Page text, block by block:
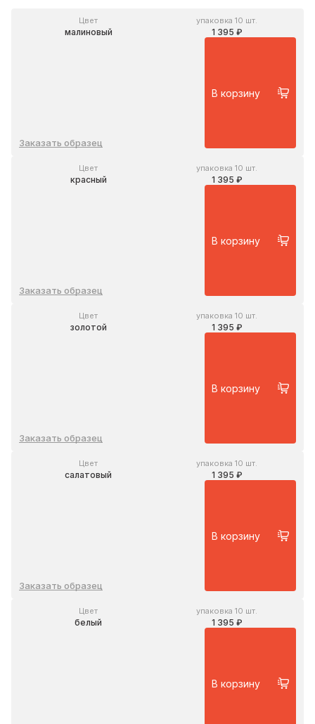
Цвет
малиновый
упаковка 10 шт.
1 395 ₽
Заказать образец
В корзину
Цвет
красный
упаковка 10 шт.
1 395 ₽
Заказать образец
В корзину
Цвет
золотой
упаковка 10 шт.
1 395 ₽
Заказать образец
В корзину
Цвет
салатовый
упаковка 10 шт.
1 395 ₽
Заказать образец
В корзину
Цвет
белый
упаковка 10 шт.
1 395 ₽
В корзину